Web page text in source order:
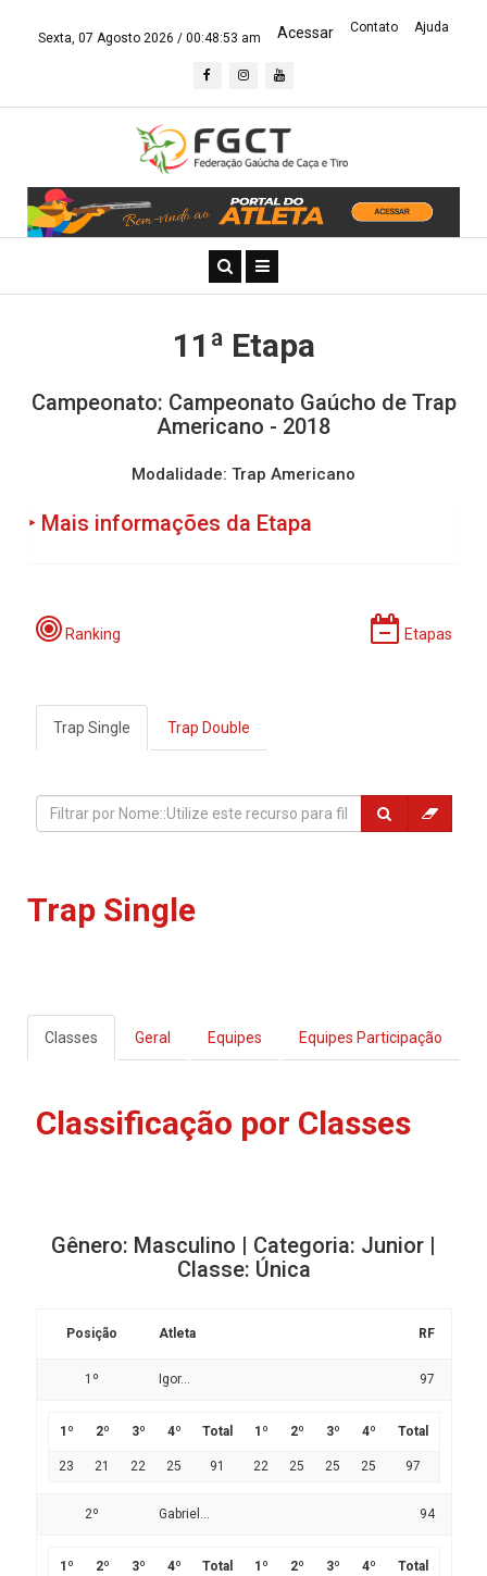
Sexta, 07 Agosto 2026 / 00:48:54 am Acessar Contato Ajuda
11ª Etapa
Campeonato: Campeonato Gaúcho de Trap
Americano - 2018
Modalidade: Trap Americano
‣ Mais informações da Etapa
Período de Incrições:
Ranking Etapas
Trap Single Trap Double
Trap Single
Classes Geral Equipes Equipes Participação
Classificação por Classes
Gênero: Masculino | Categoria: Junior |
Classe: Única
Posição Atleta RF
1º Igor... 97
1º 2º 3º 4º Total 1º 2º 3º 4º Total
23 21 22 25 91 22 25 25 25 97
2º Gabriel... 94
1º 2º 3º 4º Total 1º 2º 3º 4º Total